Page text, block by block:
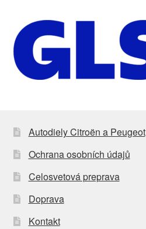
Autodiely Citroën a Peugeot
Ochrana osobních údajů
Celosvetová preprava
Doprava
Kontakt